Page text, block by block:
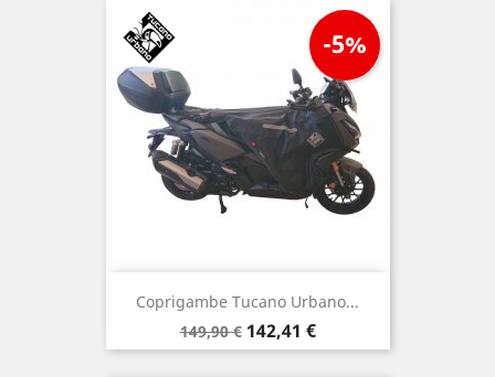
Coprigambe Tucano Urbano...
Prezzo
base
149,90 €
-5%
Prezzo
142,41 €